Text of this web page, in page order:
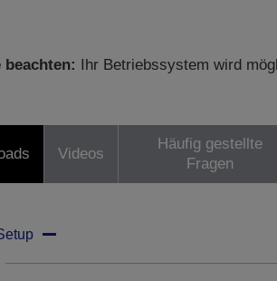
beachten:
Ihr Betriebssystem wird
Videos
Häufig gestellte
Fragen